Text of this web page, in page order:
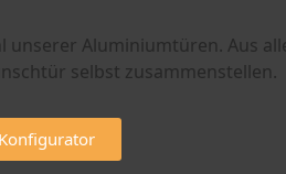
unserer Aluminiumtüren. Aus
selbst zusammenstellen.